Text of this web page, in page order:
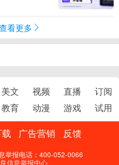
看更多
美文 视频 直播
订阅
教育 动漫 游戏 试用
广告营销 反馈
举报电话：400-052-0066
信息举报中心